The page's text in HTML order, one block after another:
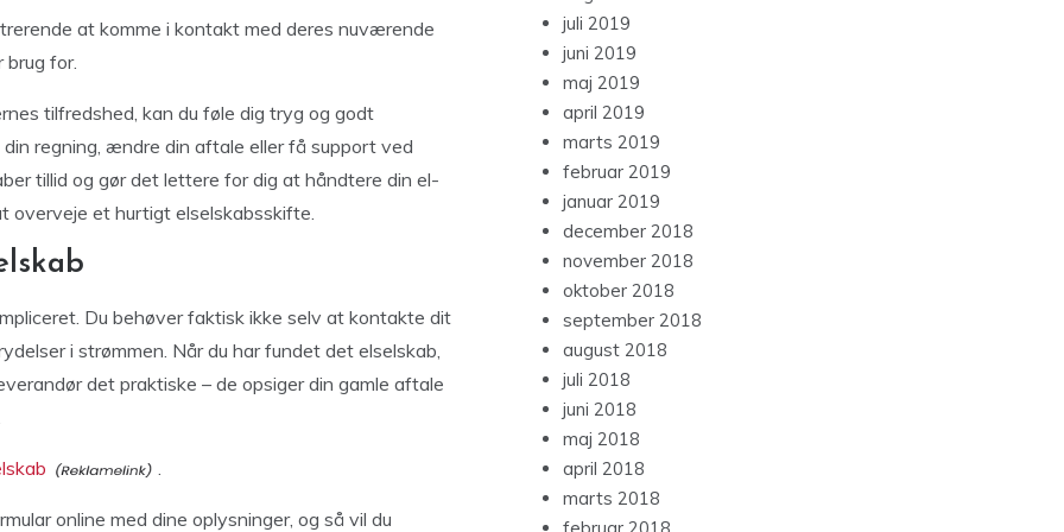
at komme i kontakt med deres nuværende
brug for.
tilfredshed, kan du føle dig tryg og godt
regning, ændre din aftale eller få support ved
tillid og gør det lettere for dig at håndtere din el-
overveje et hurtigt elselskabsskifte.
Du behøver faktisk ikke selv at kontakte dit
i strømmen. Når du har fundet det elselskab,
det praktiske – de opsiger din gamle aftale
.
online med dine oplysninger, og så vil du
juli 2019
juni 2019
maj 2019
april 2019
marts 2019
februar 2019
januar 2019
december 2018
november 2018
oktober 2018
september 2018
august 2018
juli 2018
juni 2018
maj 2018
april 2018
marts 2018